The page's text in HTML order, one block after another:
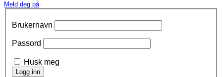
Meld deg på
Brukernavn
Passord
Husk meg